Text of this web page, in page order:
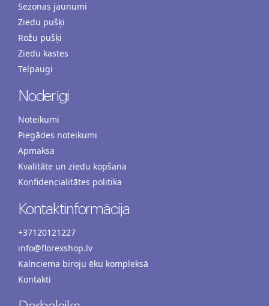
Sezonas jaunumi
Ziedu pušķi
Rožu pušķi
Ziedu kastes
Telpaugi
Noderīgi
Noteikumi
Piegādes noteikumi
Apmaksa
Kvalitāte un ziedu kopšana
Konfidencialitātes politika
Kontaktinformācija
+37120121227
info@florexshop.lv
Kalnciema biroju ēku kompleksā
Kontakti